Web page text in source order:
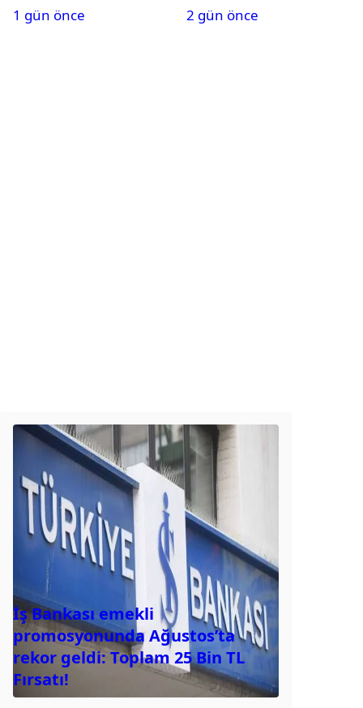
oynayacak mı?
1 gün önce
hakkında karar çıktı
2 gün önce
İş Bankası emekli
promosyonunda Ağustos’ta
rekor geldi: Toplam 25 Bin TL
Fırsatı!